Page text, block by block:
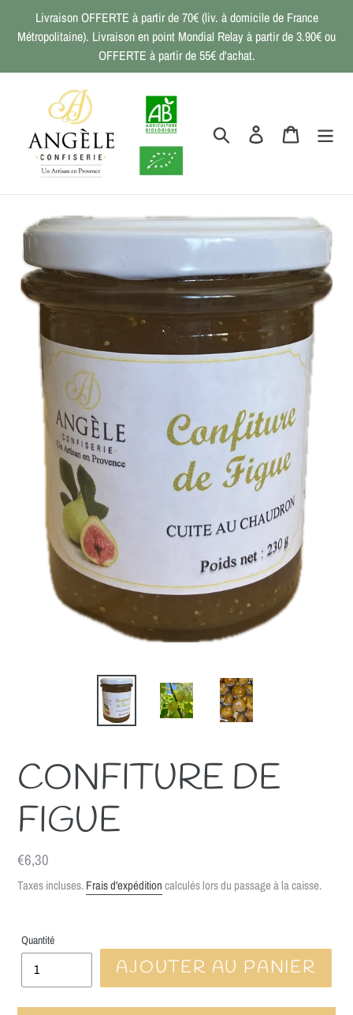
contenu
Livraison OFFERTE à partir de 70€ (liv. à domicile de France
Métropolitaine). Livraison en point Mondial Relay à partir de 3.90€ ou
OFFERTE à partir de 55€ d'achat.
RechercherSe connecter
Panier
CONFITURE DE
FIGUE
Prix
normal
€6,30
Taxes incluses.Frais d'expéditioncalculés lors du passage à la caisse.
Quantité
AJOUTER AU PANIER